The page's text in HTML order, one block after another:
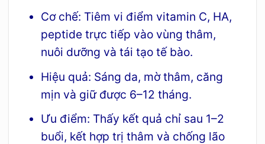
Cơ chế: Tiêm vi điểm vitamin C, HA,
peptide trực tiếp vào vùng thâm,
nuôi dưỡng và tái tạo tế bào.
Hiệu quả: Sáng da, mờ thâm, căng
mịn và giữ được 6–12 tháng.
Ưu điểm: Thấy kết quả chỉ sau 1–2
buổi, kết hợp trị thâm và chống lão